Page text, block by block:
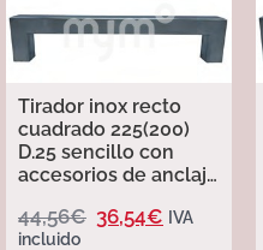
Tirador inox recto
cuadrado 225(200)
D.25 sencillo con
accesorios de anclaje
44,56€ 36,54€ IVA
incluido